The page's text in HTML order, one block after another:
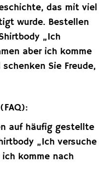
das mit viel
wurde. Bestellen
„Ich
aber ich komme
Sie Freude,
auf häufig gestellte
„Ich versuche
komme nach